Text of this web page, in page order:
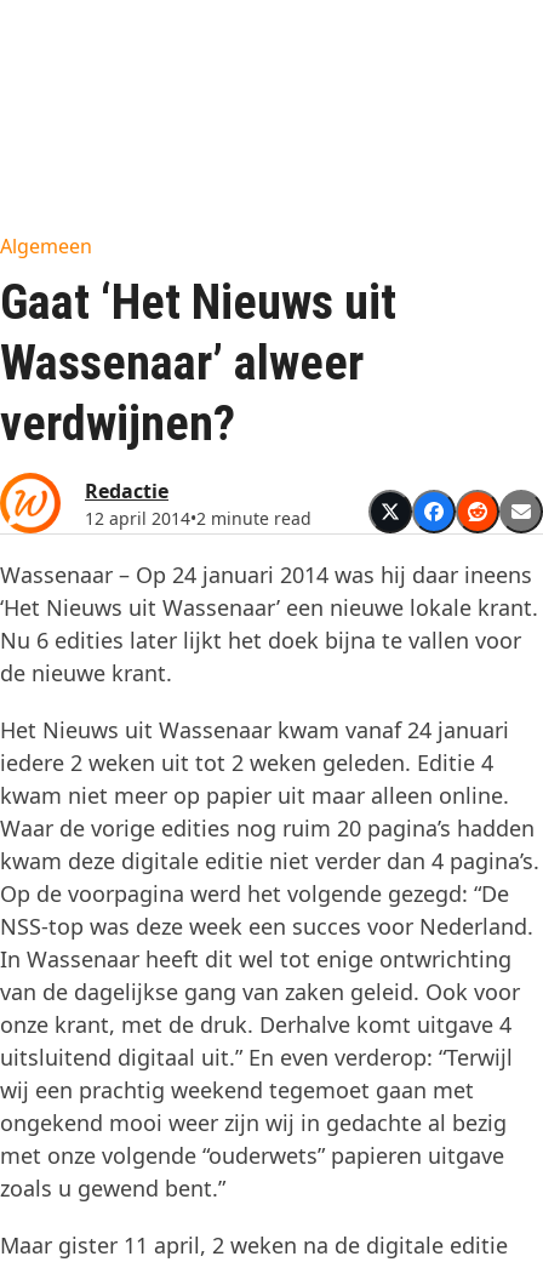
Algemeen
Gaat ‘Het Nieuws uit
Wassenaar’ alweer
verdwijnen?
Redactie
12 april 2014•2 minute read
Wassenaar – Op 24 januari 2014 was hij daar ineens
‘Het Nieuws uit Wassenaar’ een nieuwe lokale krant.
Nu 6 edities later lijkt het doek bijna te vallen voor
de nieuwe krant.
Het Nieuws uit Wassenaar kwam vanaf 24 januari
iedere 2 weken uit tot 2 weken geleden. Editie 4
kwam niet meer op papier uit maar alleen online.
Waar de vorige edities nog ruim 20 pagina’s hadden
kwam deze digitale editie niet verder dan 4 pagina’s.
Op de voorpagina werd het volgende gezegd: “De
NSS-top was deze week een succes voor Nederland.
In Wassenaar heeft dit wel tot enige ontwrichting
van de dagelijkse gang van zaken geleid. Ook voor
onze krant, met de druk. Derhalve komt uitgave 4
uitsluitend digitaal uit.” En even verderop: “Terwijl
wij een prachtig weekend tegemoet gaan met
ongekend mooi weer zijn wij in gedachte al bezig
met onze volgende “ouderwets” papieren uitgave
zoals u gewend bent.”
Maar gister 11 april, 2 weken na de digitale editie